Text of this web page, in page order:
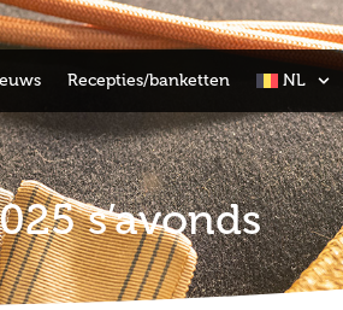
Recepties/banketten NL
s’avonds